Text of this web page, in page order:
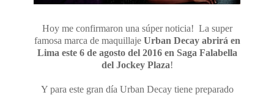
Hoy me confirmaron una súper noticia! La super
famosa marca de maquillaje Urban Decay abrirá en
Lima este 6 de agosto del 2016 en Saga Falabella
del Jockey Plaza!
Y para este gran día Urban Decay tiene preparado